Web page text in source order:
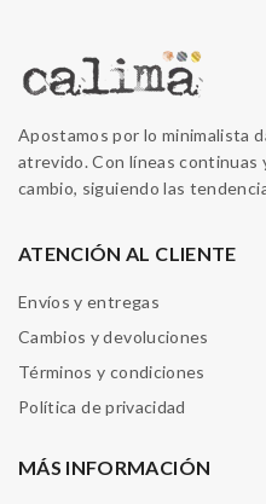
Apostamos por lo minimalista
atrevido. Con líneas
cambio, siguiendo las
ATENCIÓN AL CLIENTE
Envíos y entregas
Cambios y devoluciones
Términos y condiciones
Política de privacidad
MÁS INFORMACIÓN